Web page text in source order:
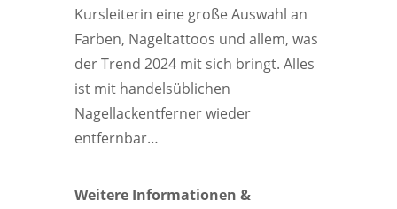
Kursleiterin eine große Auswahl an
Farben, Nageltattoos und allem, was
der Trend 2024 mit sich bringt. Alles
ist mit handelsüblichen
Nagellackentferner wieder
entfernbar…
Weitere Informationen &